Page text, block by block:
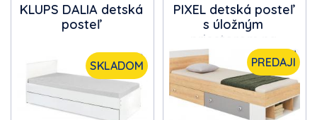
SKLADOM
KLUPS DALIA detská
posteľ
PREDAJI
PIXEL detská posteľ
s úložným
priestorom na
posteľnú bielizeň